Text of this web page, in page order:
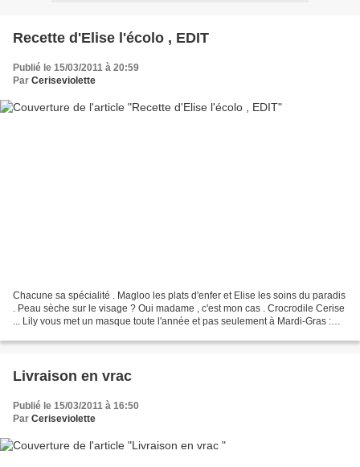
Recette d'Elise l'écolo , EDIT
Publié le 15/03/2011 à 20:59
Par Ceriseviolette
Chacune sa spécialité . Magloo les plats d'enfer et Elise les soins du paradis
. Peau sèche sur le visage ? Oui madame , c'est mon cas . Crocrodile Cerise
... Lily vous met un masque toute l'année et pas seulement à Mardi-Gras :
Livraison en vrac
Publié le 15/03/2011 à 16:50
Par Ceriseviolette